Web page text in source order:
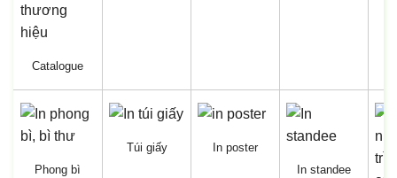
Catalogue
Phong bì
Túi giấy
In poster
In standee